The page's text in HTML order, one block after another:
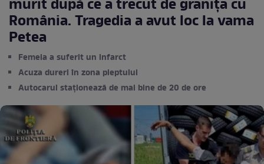
murit după ce a trecut de granița cu
România. Tragedia a avut loc la vama
Petea
Femeia a suferit un infarct
Acuza dureri în zona pieptului
Autocarul staționează de mai bine de 20 de ore